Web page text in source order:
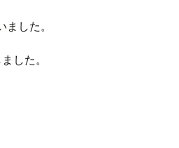
した。
した。